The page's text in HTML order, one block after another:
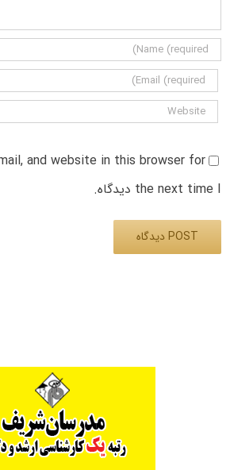
and website in this browser for
the next time I دیدگاه.